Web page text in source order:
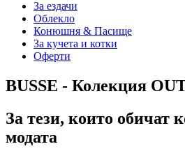
За ездачи
Облекло
Конюшня & Пасище
За кучета и котки
Оферти
BUSSE - Колекция
За тези, които обичат
модата